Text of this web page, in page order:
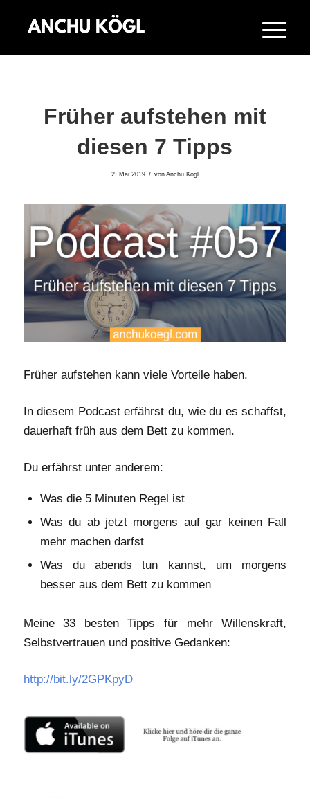
Früher aufstehen mit
diesen 7 Tipps
2. Mai 2019 / von Anchu Kögl
Früher aufstehen kann viele Vorteile haben.
In diesem Podcast erfährst du, wie du es schaffst,
dauerhaft früh aus dem Bett zu kommen.
Du erfährst unter anderem:
Was die 5 Minuten Regel ist
Was du ab jetzt morgens auf gar keinen Fall
mehr machen darfst
Was du abends tun kannst, um morgens
besser aus dem Bett zu kommen
Meine 33 besten Tipps für mehr Willenskraft,
Selbstvertrauen und positive Gedanken:
http://bit.ly/2GPKpyD